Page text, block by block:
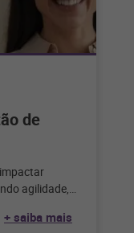
de
agilidade,
+ saiba mais